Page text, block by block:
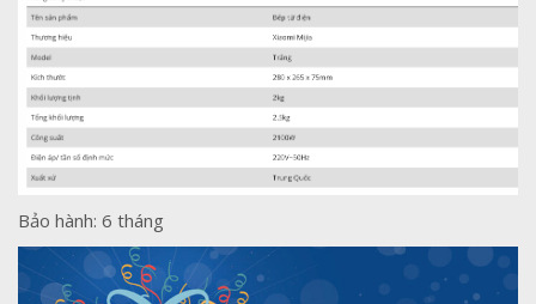
720,000₫.là:
680,000₫.
Bảo hành: 6 tháng